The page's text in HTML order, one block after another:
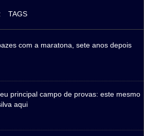
TAGS
com a maratona, sete anos depois
principal campo de provas: este mesmo
aqui